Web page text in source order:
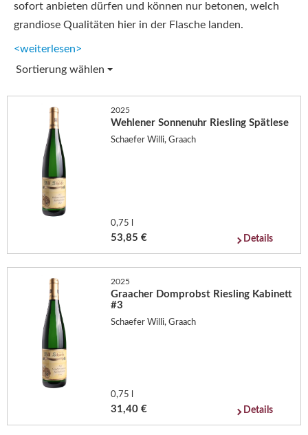
sofort anbieten dürfen und können nur betonen, welch
grandiose Qualitäten hier in der Flasche landen.
<weiterlesen>
Sortierung wählen
2025
Wehlener Sonnenuhr Riesling Spätlese
Schaefer Willi, Graach
0,75 l
53,85 € Details
2025
Graacher Domprobst Riesling Kabinett
#3
Schaefer Willi, Graach
0,75 l
31,40 € Details